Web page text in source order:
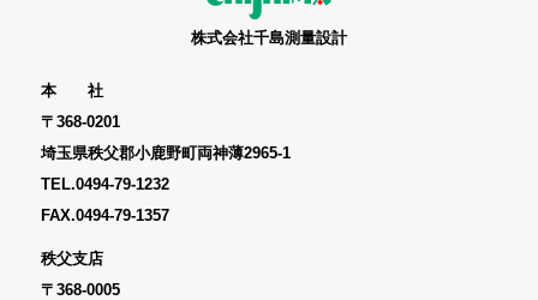
株式会社千島測量設計
本 社
〒368-0201
埼玉県秩父郡小鹿野町両神薄2965-1
TEL.0494-79-1232
FAX.0494-79-1357
秩父支店
〒368-0005